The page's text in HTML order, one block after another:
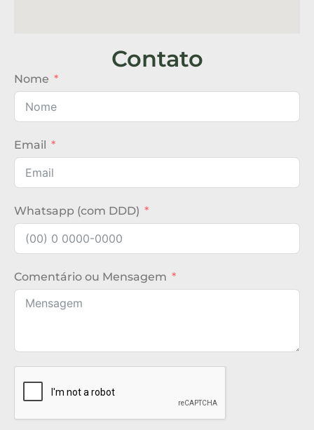
Contato
Nome
Email
Whatsapp (com DDD)
Comentário ou Mensagem